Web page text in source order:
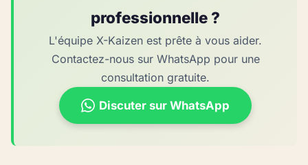
professionnelle ?
L'équipe X-Kaizen est prête à vous aider.
Contactez-nous sur WhatsApp pour une
consultation gratuite.
Discuter sur WhatsApp